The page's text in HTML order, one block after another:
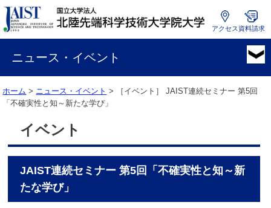
国
学
法
人
先
端
アクセス 資料請求
ニュース・イベント
ホーム > ニュース・イベント > ［イベント］JAIST連続セミナー 第5回
「不確実性と知～新たな学び」
イベント
JAIST連続セミナー 第5回「不確実性と知～新
たな学び」